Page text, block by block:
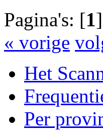
Pagina's: [1
« vorige
Het
Per